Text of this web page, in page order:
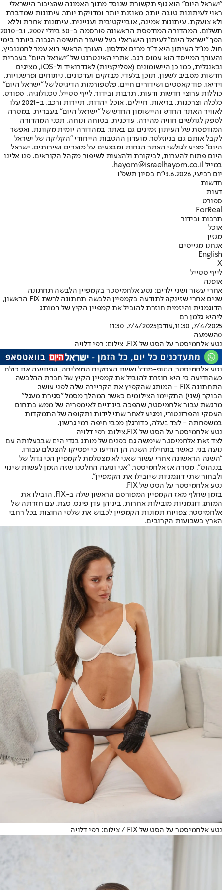
"ישראל היום" הוא גוף תקשורת שנוסד מתוך האמונה שהציבור הישראלי
ראוי לעיתונות טובה יותר, מאוזנת יותר ומדויקת יותר. עיתונות שמדברת
ולא צועקת. עיתונות אמינה, אובייקטיבית ועניינית. עיתונות אחרת וללא
תשלום. המהדורה המודפסת הראשונה פורסמה ב-30 ביולי 2007, וב-2010
הפך "ישראל היום" לעיתון הישראלי בעל שיעור החשיפה הגבוה ביותר בימי
חול. מו"ל העיתון היא ד"ר מרים אדלסון. העורך הראשי הוא עמר לחמנוביץ,
והעורך המייסד הוא עמוס רגב. אתרי האינטרנט של "ישראל היום" בעברית
ובאנגלית, כמו כן היישומונים (אפליקציות) לאנדרואיד ול-iOS, מציגים
חדשות מסביב לשעון, תוכן בלעדי, מבזקים ועדכונים, ניתוחים ופרשנויות,
וידיאו, פודקאסטים ושידורים חיים. פלטפורמות הדיגיטל של "ישראל היום"
כוללות ערוצי חדשות ודעות, תרבות ובידור, לייף סטייל, טכנולוגיה, ספורט,
כלכלה וצרכנות, בריאות, חיילים, אוכל, יהדות, תיירות ורכב. ב-2021 עלו
לאוויר האתר החדש והיישומון החדש של "ישראל היום" בעברית, במטרה
לספק לגולשים חוויה מהירה, עדכנית, בטוחה ונוחה. תכני המהדורה
המודפסת של העיתון זמינים גם באתר, במהדורה יומית מקוונת, ואפשר
לקבל אותם גם בניוזלטר. מועדון ההטבות הייחודי "הקליקה של ישראל
היום" מציע לגולשי האתר הנחות ומבצעים על מוצרים ושירותים. ישראל
היום פתוח להערות, לביקורת ולהצעות לשיפור מקהל הקוראים. פנו אלינו
במייל hayom@israelhayom.co.il.
יום רביעי, 3.6.2026
י"ח בסיון תשפ"ו
חדשות
דעות
ספורט
ForReal
תרבות ובידור
אוכל
מגזין
אנחנו מגייסים
English
X
לייף סטייל
אופנה
אחרי עשור ושני ילדים: נטע אלחמיסטר בקמפיין הלבשה תחתונה
שנים אחרי שזינקה לתודעה בקמפיין הלבשה תחתונה לרשת FIX הראשון,
הדוגמנית והיזמית חוזרת להוביל את קמפיין הקיץ של המותג
ליהיא גלמן רם
7/4/2025, 11:30
,עודכן7/4/2025, 11:30
0השמעה
נטע אלחמיסטר על הסט של FIX. צילום: רפי דלויה
נטע אלחמיסטר, הטופ-מודל ואשת העסקים המצליחה, הפתיעה את כולם
כשהודיעה כי היא חוזרת להוביל את קמפיין הקיץ של חברת ההלבשה
התחתונה FIX - המותג שהקפיץ את הקריירה שלה לפני עושר.
הבוקר (שני) התקיימו הצילומים כאשר המהלך מסמל "סגירת מעגל"
מרגשת עבור אלחמיסטר, שהפכה בינתיים לאימפריה של ממש בתחום
העסקי והפרזנטורי, ומגיע לאחר שתי לידות ותקופה של התמקדות
במשפחתה - לצד בעלה, כדורגלן מכבי חיפה רמי גרשון.
נטע אלחמיסטר על הסט של FIX,צילום: רפי דלויה
לצד זאת אלחמיסטר שימשה גם כפנים של מותג בגדי הים שבבעלותה עם
נועה בני, כאשר בתחילת השנה הן הודיעו כי יפסיקו להצטלם עבורו.
"השנה הראשונה אחרי עשור שאני לא מצטלמת לקמפיין הכי גדול של
בננהוט", מסרה אז אלחמיסטר. "אני ונועה החלטנו שזה הזמן לעשות שינוי
ולבחור שתי דוגמניות שיובילו את הקמפיין".
נטע אלחמיסטר על הסט של FIX,
בזמן שחלף מאז הקמפיין המפורסם הראשון שלה ב-FIX, הובילו את
המותג דוגמניות מובילות אחרות, ביניהן עדן פינס. כעת, עם חזרתה של
אלחמיסטר, צפויות תמונות הקמפיין לכבוש את שלטי החוצות בכל רחבי
הארץ בשבועות הקרובים.
נטע אלחמיסטר על הסט של FIX / צילום: רפי דלויה